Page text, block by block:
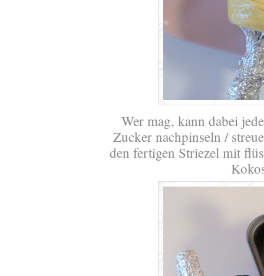
Wer mag, kann dabei
Zucker nachpinseln /
den fertigen Striezel mit